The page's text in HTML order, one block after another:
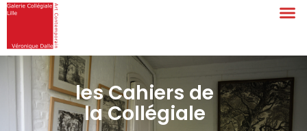
les Cahiers de
la Collégiale